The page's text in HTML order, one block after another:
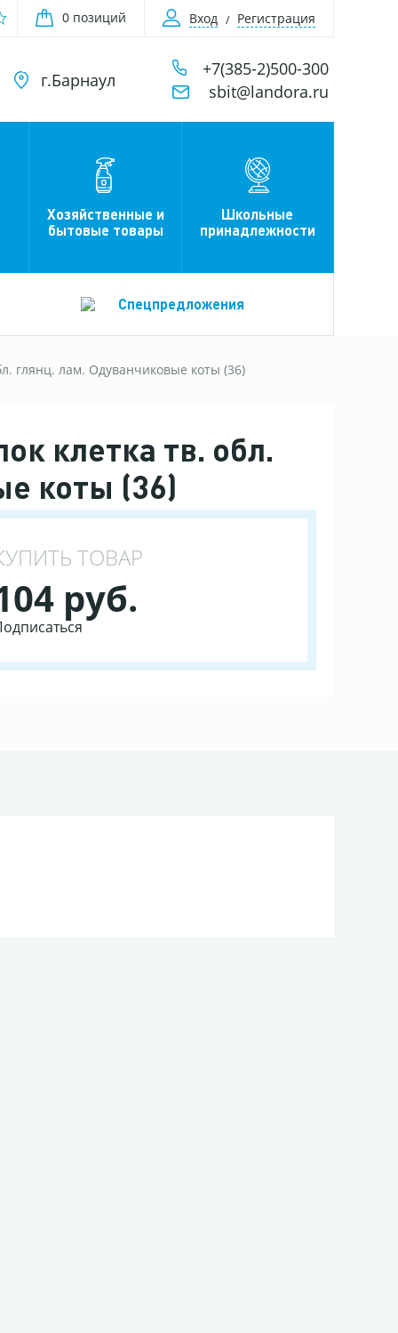
0 позиций Вход Регистрация
г.Барнаул
+7(385-2)500-300
sbit@landora.ru
Хозяйственные и
бытовые товары
Школьные
принадлежности
Спецпредложения
глянц. лам. Одуванчиковые коты (36)
клетка тв. обл.
коты (36)
ТОВАР
руб.